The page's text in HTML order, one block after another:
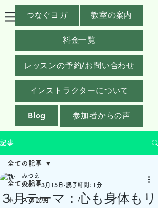
つなぐヨガ 教室の案内
料金一覧
レッスンの予約/お問い合わせ
インストラクターについて
Blog 参加者からの声
記事
全ての記事
ポーズの説明
全ての記事
３月テーマ：心も身体もリ
みつえ
2021年3月15日 読了時間: 1分